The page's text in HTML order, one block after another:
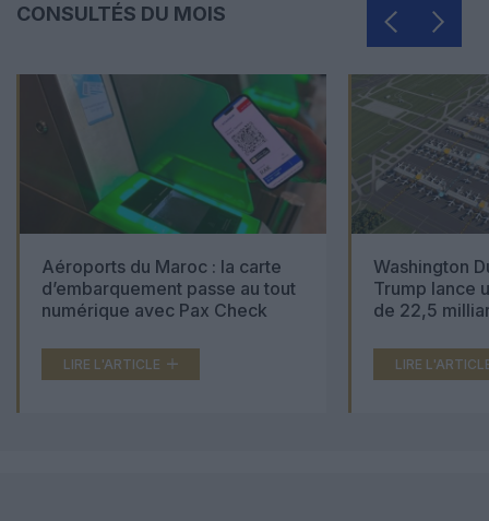
CONSULTÉS DU MOIS
Aéroports du Maroc : la carte
d’embarquement passe au tout
numérique avec Pax Check
LIRE L'ARTICLE
Washington
Trump lance
de 22,5
LIRE